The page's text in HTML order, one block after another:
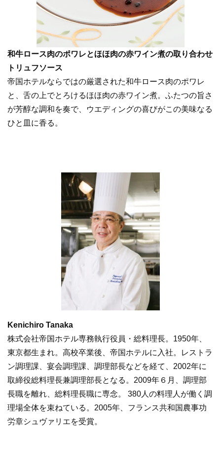
和牛ロース肉のポワレとほほ肉の赤ワイン煮の取り合わせ
トリュフソース
帝国ホテルならではの厳選された和牛ロース肉のポワレ
と、舌の上でとろけるほほ肉の赤ワイン煮。ふたつの旨さ
が芳醇な調和を奏で、ウエディングの喜びがこの美味なる
ひと皿に香る。
Kenichiro Tanaka
株式会社帝国ホテル専務執行役員・総料理長。1950年、
東京都生まれ。高校卒業後、帝国ホテルに入社。レストラ
ン調理課、宴会調理課、調理部長などを経て、2002年に
取締役総料理長兼調理部長となる。2009年６月、調理部
長職を離れ、総料理長職に専念。 380人の料理人が働く調
理場全体を束ねている。2005年、フランス共和国農事功
労章シュヴァリエを受賞。